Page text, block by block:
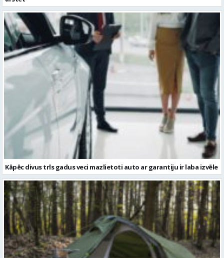
Kāpēc divus trīs gadus veci mazlietoti auto ar garantiju ir laba izvēle